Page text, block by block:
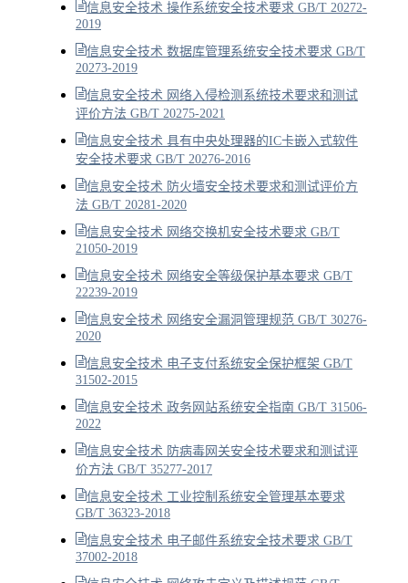
信息安全技术 操作系统安全技术要求 GB/T 20272-
2019
信息安全技术 数据库管理系统安全技术要求 GB/T
20273-2019
信息安全技术 网络入侵检测系统技术要求和测试
评价方法 GB/T 20275-2021
信息安全技术 具有中央处理器的IC卡嵌入式软件
安全技术要求 GB/T 20276-2016
信息安全技术 防火墙安全技术要求和测试评价方
法 GB/T 20281-2020
信息安全技术 网络交换机安全技术要求 GB/T
21050-2019
信息安全技术 网络安全等级保护基本要求 GB/T
22239-2019
信息安全技术 网络安全漏洞管理规范 GB/T 30276-
2020
信息安全技术 电子支付系统安全保护框架 GB/T
31502-2015
信息安全技术 政务网站系统安全指南 GB/T 31506-
2022
信息安全技术 防病毒网关安全技术要求和测试评
价方法 GB/T 35277-2017
信息安全技术 工业控制系统安全管理基本要求
GB/T 36323-2018
信息安全技术 电子邮件系统安全技术要求 GB/T
37002-2018